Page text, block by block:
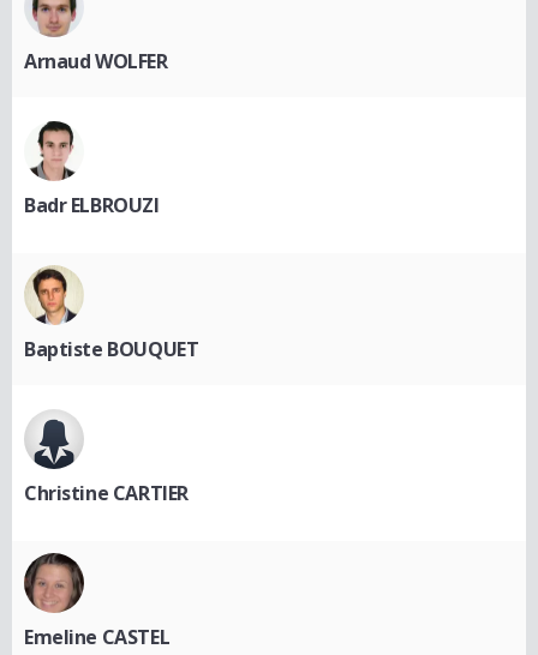
Arnaud WOLFER
Badr ELBROUZI
Baptiste BOUQUET
Christine CARTIER
Emeline CASTEL